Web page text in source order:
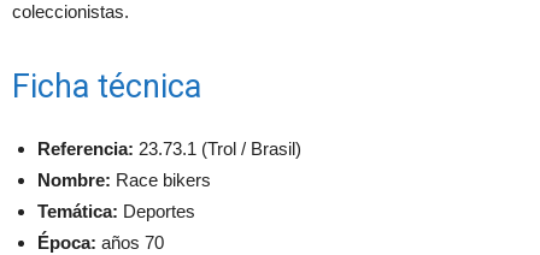
coleccionistas.
Ficha técnica
Referencia: 23.73.1 (Trol / Brasil)
Nombre: Race bikers
Temática: Deportes
Época: años 70